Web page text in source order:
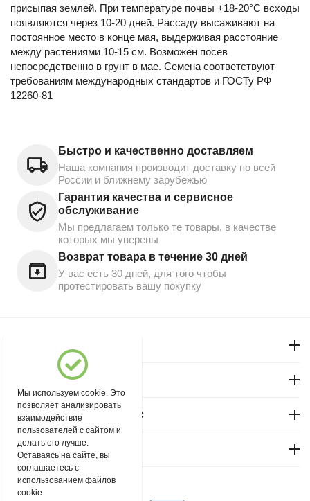
присыпая землей. При температуре почвы +18-20°С всходы
появляются через 10-20 дней. Рассаду высаживают на
постоянное место в конце мая, выдерживая расстояние
между растениями 10-15 см. Возможен посев
непосредственно в грунт в мае. Семена соответствуют
требованиям международных стандартов и ГОСТу РФ
12260-81
Быстро и качественно доставляем
Наша компания производит доставку по всей
России и ближнему зарубежью
Гарантия качества и сервисное
обслуживание
Мы предлагаем только те товары, в качестве
которых мы уверены
Возврат товара в течение 30 дней
У вас есть 30 дней, для того чтобы
протестировать вашу покупку
Магазин "Северный"
Покупательский сервис
Контакты
© 2004 - 2026 msever.ru.
Мы используем cookie. Это
позволяет анализировать
взаимодействие
пользователей с сайтом и
делать его лучше.
Оставаясь на сайте, вы
соглашаетесь с
использованием файлов
cookie.